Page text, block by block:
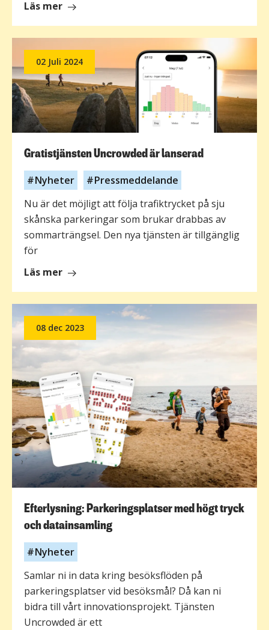
Läs mer om
har
det
gått
för
Uncrowded?
02 Juli 2024
Gratistjänsten Uncrowded är lanserad
Nyheter
Pressmeddelande
Nu är det möjligt att följa trafiktrycket på sju
skånska parkeringar som brukar drabbas av
sommarträngsel. Den nya tjänsten är tillgänglig
för
Läs mer om
Uncrowded
är
lanserad
08 dec 2023
Efterlysning: Parkeringsplatser med högt tryck
och datainsamling
Nyheter
Samlar ni in data kring besöksflöden på
parkeringsplatser vid besöksmål? Då kan ni
bidra till vårt innovationsprojekt. Tjänsten
Uncrowded är ett